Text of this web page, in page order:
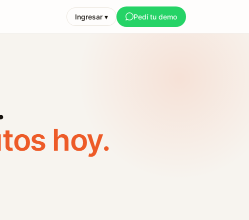
Ingresar ▾ Pedí tu demo
hoy.